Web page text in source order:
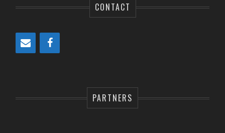
CONTACT
PARTNERS